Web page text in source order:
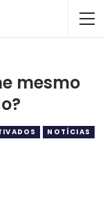
mesmo
NOTÍCIAS